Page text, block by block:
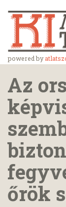
powered by
Az
őrök